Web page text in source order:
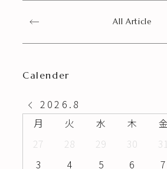
All Article
Calender
2026 . 8
月
火 水 木 金
27
28 29 30 31
3
4 5 6 7